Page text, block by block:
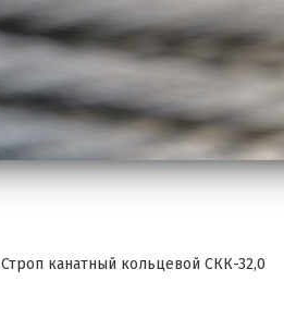
Строп канатный кольцевой СКК-32,0